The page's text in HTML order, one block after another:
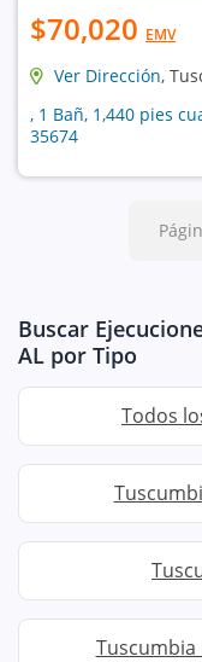
$70,020 EMV
Ver Dirección,
, 1 Bañ, 1,440 pies
35674
Buscar
AL por Tipo
Todos
Tuscumbia